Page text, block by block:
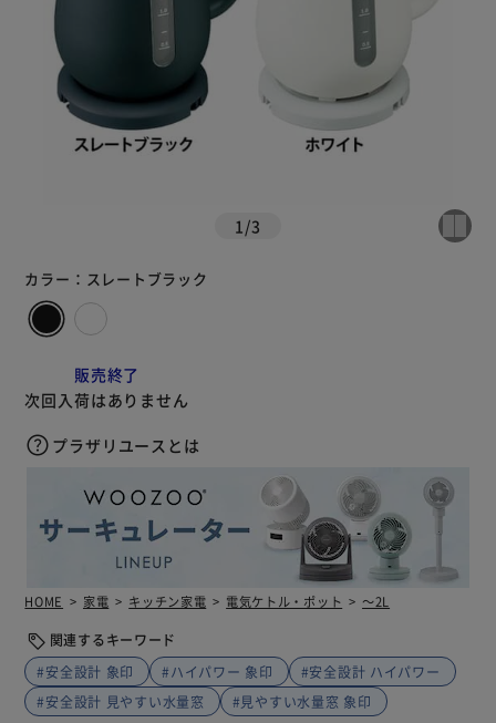
1 /3
カラー： スレートブラック
販売終了
次回入荷はありません
プラザリユースとは
HOME 家電 キッチン家電 電気ケトル・ポット ～2L
関連するキーワード
#安全設計 象印
#ハイパワー 象印
#安全設計 ハイパワー
#安全設計 見やすい水量窓
#見やすい水量窓 象印